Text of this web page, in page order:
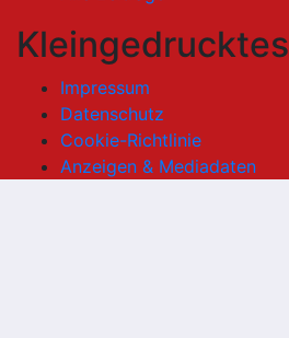
Kleingedrucktes
Impressum
Datenschutz
Cookie-Richtlinie
Anzeigen & Mediadaten